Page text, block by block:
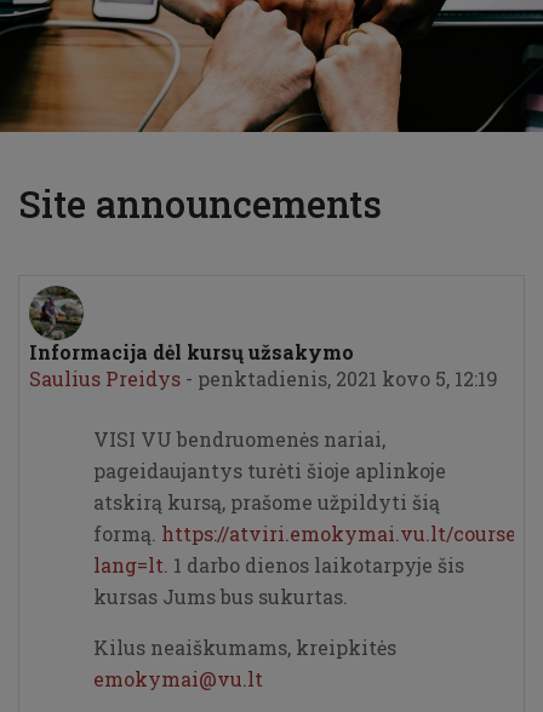
Site announcements
Informacija dėl kursų užsakymo
Saulius Preidys - penktadienis, 2021 kovo 5, 12:19
VISI VU bendruomenės nariai,
pageidaujantys turėti šioje aplinkoje
atskirą kursą, prašome užpildyti šią
formą. https://atviri.emokymai.vu.lt/course/
lang=lt . 1 darbo dienos laikotarpyje šis
kursas Jums bus sukurtas.
Kilus neaiškumams, kreipkitės
emokymai@vu.lt